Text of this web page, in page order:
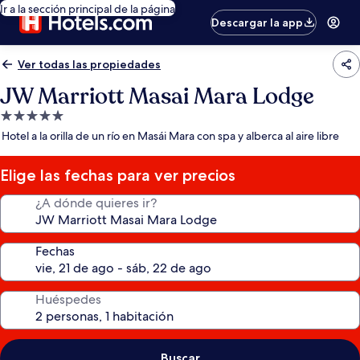
Ir a la sección principal de la página
Descargar la app
Ver todas las propiedades
JW Marriott Masai Mara Lodge
Propiedad
de
estrellas
Hotel a la orilla de un río en Masái Mara con spa y alberca al aire libre
Elige las fechas para ver precios
¿A dónde quieres ir?
Fechas
Huéspedes